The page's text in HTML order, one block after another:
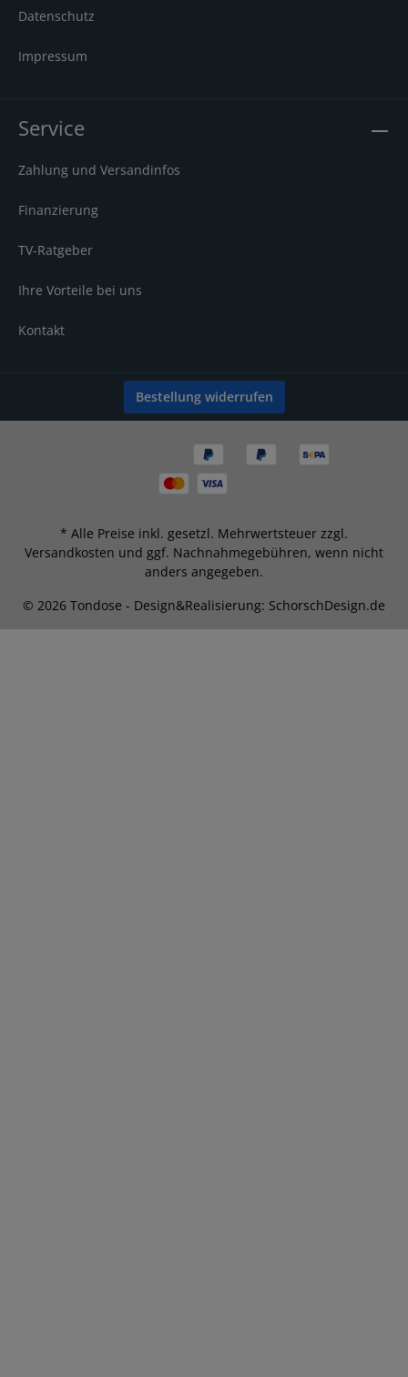
Inhalte anschauen oder Aufnahmen
ArtikelmaßeBreite: 43 cmHöhe: 5.9 cmTiefe: 19.9
cmGewicht: 2.2 kg Logistikmaße mit
Datenschutz
Impressum
Service
Zahlung und Versandinfos
Finanzierung
TV-Ratgeber
Ihre Vorteile bei uns
Kontakt
Bestellung widerrufen
© 2026 Tondose - Design&Realisierung: SchorschDesign.de
* Alle Preise inkl. gesetzl. Mehrwertsteuer zzgl.
Versandkosten und ggf. Nachnahmegebühren, wenn nicht
anders angegeben.